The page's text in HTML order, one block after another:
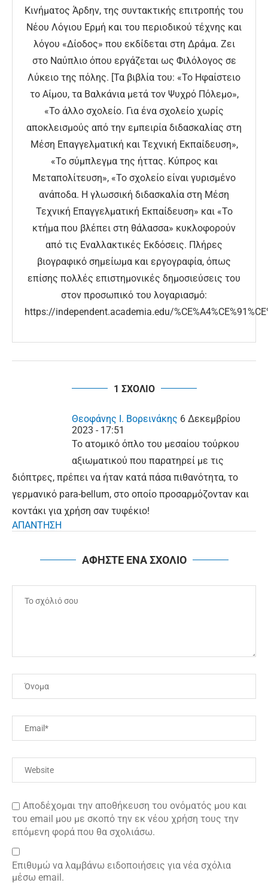
Κινήματος Άρδην, της συντακτικής επιτροπής του
Νέου Λόγιου Ερμή και του περιοδικού τέχνης και
λόγου «Δίοδος» που εκδίδεται στη Δράμα. Ζει
στο Ναύπλιο όπου εργάζεται ως Φιλόλογος σε
Λύκειο της πόλης. [Τα βιβλία του: «Το Ηφαίστειο
το Αίμου, τα Βαλκάνια μετά τον Ψυχρό Πόλεμο»,
«Το άλλο σχολείο. Για ένα σχολείο χωρίς
αποκλεισμούς από την εμπειρία διδασκαλίας στη
Μέση Επαγγελματική και Τεχνική Εκπαίδευση»,
«Το σύμπλεγμα της ήττας. Κύπρος και
Μεταπολίτευση», «Το σχολείο είναι γυρισμένο
ανάποδα. Η γλωσσική διδασκαλία στη Μέση
Τεχνική Επαγγελματική Εκπαίδευση» και «Το
κτήμα που βλέπει στη θάλασσα» κυκλοφορούν
από τις Εναλλακτικές Εκδόσεις. Πλήρες
βιογραφικό σημείωμα και εργογραφία, όπως
επίσης πολλές επιστημονικές δημοσιεύσεις του
στον προσωπικό του λογαριασμό:
https://independent.academia.edu/
1 ΣΧΟΛΙΟ
Θεοφάνης Ι. Βορεινάκης 6 Δεκεμβρίου
2023 - 17:51
Το ατομικό όπλο του μεσαίου τούρκου
αξιωματικού που παρατηρεί με τις
διόπτρες, πρέπει να ήταν κατά πάσα πιθανότητα, το
γερμανικό para-bellum, στο οποίο προσαρμόζονταν και
κοντάκι για χρήση σαν τυφέκιο!
ΑΠΑΝΤΗΣΗ
ΑΦΗΣΤΕ ΕΝΑ ΣΧΟΛΙΟ
Αποδέχομαι την αποθήκευση του ονόματός μου και
του email μου με σκοπό την εκ νέου χρήση τους την
επόμενη φορά που θα σχολιάσω.
Επιθυμώ να λαμβάνω ειδοποιήσεις για νέα σχόλια
μέσω email.